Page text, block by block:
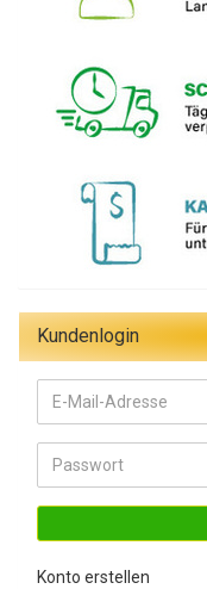
Kundenlogin
E-
Mail-
Adresse
Passwort
Konto erstellen